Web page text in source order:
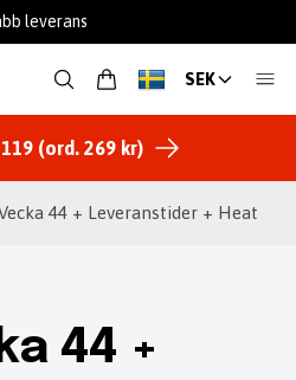
leverans
SEK
(ord. 269 kr)
44 + Leveranstider + Heat
44 +